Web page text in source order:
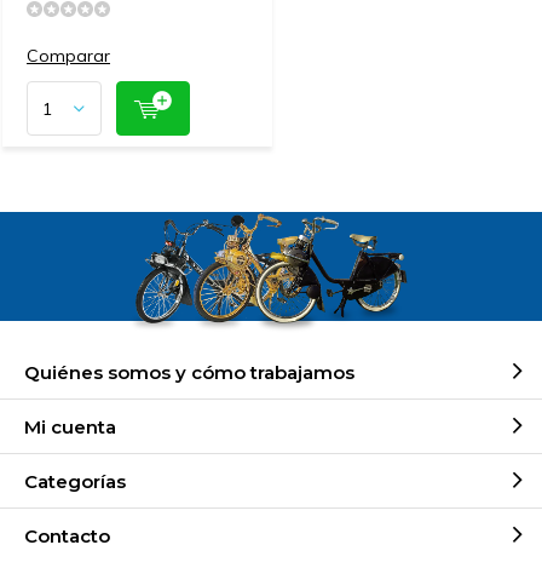
Comparar
Quiénes somos y cómo trabajamos
Mi cuenta
Categorías
Contacto